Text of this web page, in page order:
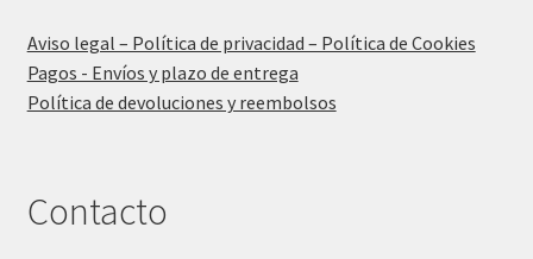
Aviso legal – Política de privacidad – Política de Cookies
Pagos - Envíos y plazo de entrega
Política de devoluciones y reembolsos
Contacto